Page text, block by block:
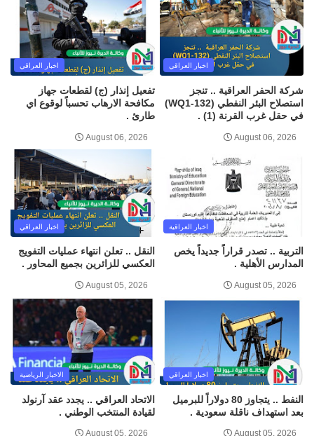
اخبار العراقي
شركة الحفر العراقية .. تنجز
استصلاح البئر النفطي (WQ1-132)
في حقل غرب القرنة (1) .
August 06, 2026
اخبار العراقي
تفعيل إنذار (ج) لقطعات جهاز
مكافحة الارهاب تحسباً لوقوع اي
طارئ .
August 06, 2026
اخبار العراقية
التربية .. تصدر قراراً جديداً يخص
المدارس الأهلية .
August 05, 2026
اخبار العراقي
النقل .. تعلن انتهاء عمليات التفويج
العكسي للزائرين بجميع المحاور .
August 05, 2026
اخبار العراقي
النفط .. يتجاوز 80 دولاراً للبرميل
بعد استهداف ناقلة سعودية .
August 05, 2026
الاخبار الرياضية
الاتحاد العراقي .. يجدد عقد آرنولد
لقيادة المنتخب الوطني .
August 05, 2026